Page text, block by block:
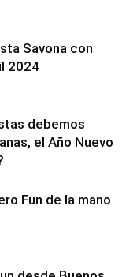
Savona con
2024
debemos
el Año Nuevo
Fun de la mano